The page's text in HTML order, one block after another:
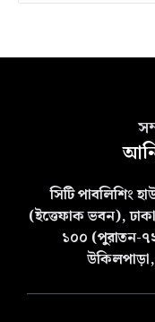
সিটি পাবলিশিং
(ইত্তেফাক ভবন),
১০০ (পুরাতন-
উকিলপাড়া,